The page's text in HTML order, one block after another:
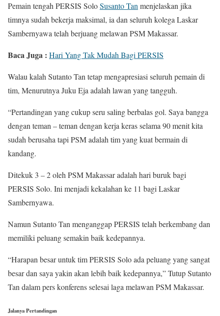
Pemain tengah PERSIS SoloSusanto Tanmenjelaskan jika
timnya sudah bekerja maksimal, ia dan seluruh kolega Laskar
Sambernyawa telah berjuang melawan PSM Makassar.
Baca Juga : Hari Yang Tak Mudah Bagi PERSIS
Walau kalah Sutanto Tan tetap mengapresiasi seluruh pemain di
tim, Menurutnya Juku Eja adalah lawan yang tangguh.
“Pertandingan yang cukup seru saling berbalas gol. Saya bangga
dengan teman – teman dengan kerja keras selama 90 menit kita
sudah berusaha tapi PSM adalah tim yang kuat bermain di
kandang.
Ditekuk 3 – 2 oleh PSM Makassar adalah hari buruk bagi
PERSIS Solo. Ini menjadi kekalahan ke 11 bagi Laskar
Sambernyawa.
Namun Sutanto Tan menganggap PERSIS telah berkembang dan
memiliki peluang semakin baik kedepannya.
“Harapan besar untuk tim PERSIS Solo ada peluang yang sangat
besar dan saya yakin akan lebih baik kedepannya,” Tutup Sutanto
Tan dalam pers konferens selesai laga melawan PSM Makassar.
Jalanya Pertandingan